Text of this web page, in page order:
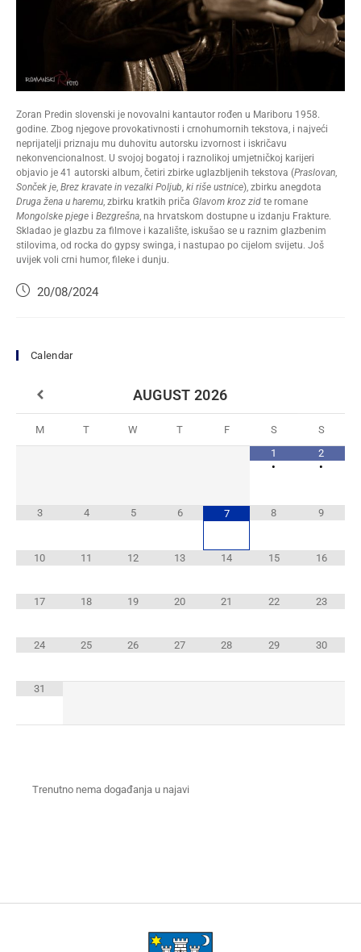
Zoran Predin slovenski je novovalni kantautor rođen u Mariboru 1958.
godine. Zbog njegove provokativnosti i crnohumornih tekstova, i najveći
neprijatelji priznaju mu duhovitu autorsku izvornost i iskričavu
nekonvencionalnost. U svojoj bogatoj i raznolikoj umjetničkoj karijeri
objavio je 41 autorski album, četiri zbirke uglazbljenih tekstova (Praslovan
Sonček je Brez kravate in vezalki Poljub, ki riše ustnice), zbirku anegdota
Druga žena u haremu , zbirku kratkih priča Glavom kroz zid te romane
Mongolske pjege i Bezgrešna , na hrvatskom dostupne u izdanju Frakture.
Skladao je glazbu za filmove i kazalište, iskušao se u raznim glazbenim
stilovima, od rocka do gypsy swinga, i nastupao po cijelom svijetu. Još
uvijek voli crni humor, fileke i dunju.
20/08/2024
Calendar
AUGUST 2026
M T W T F S
S
1
•
2
•
3 4 5 6 7 8 9
10 11 12 13 14 15 16
17 18 19 20 21 22 23
24 25 26 27 28 29 30
31
Trenutno nema događanja u najavi